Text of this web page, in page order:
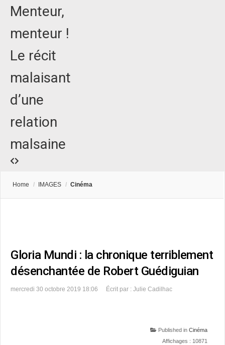
Menteur,
menteur !
Le récit
malaisant
d’une
relation
malsaine
Home / IMAGES / Cinéma
Gloria Mundi : la chronique terriblement
désenchantée de Robert Guédiguian
mercredi 30 octobre 2019 18:06 Écrit par : Julie Cadilhac
Published in Cinéma
Affichages : 10871